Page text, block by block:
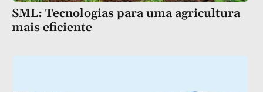
SML: Tecnologias para uma agricultura
mais eficiente